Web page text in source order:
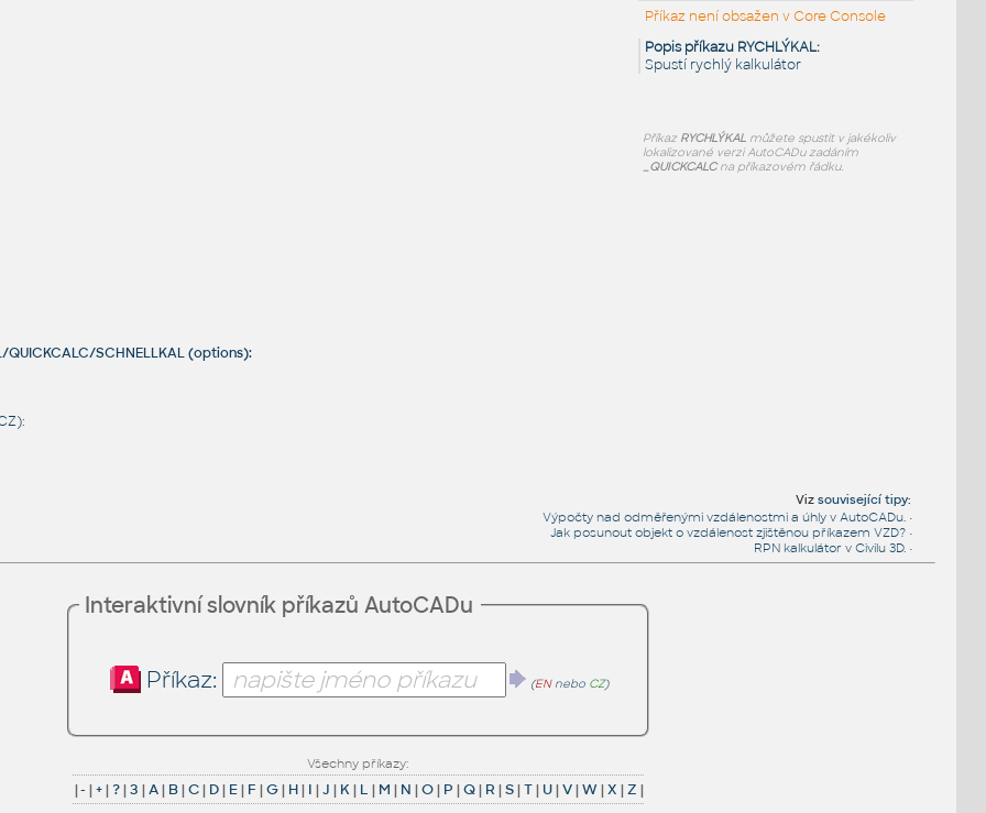
Příkaz není obsažen v Core Console
Popis příkazu RYCHLÝKAL:
Spustí rychlý kalkulátor
Příkaz RYCHLÝKAL můžete spustit v jakékoliv
lokalizované verzi AutoCADu zadáním
_QUICKCALCna příkazovém řádku.
QUICKCALC/SCHNELLKAL (options):
Vizsouvisející tipy:
Výpočty nad odměřenými vzdálenostmi a úhly v AutoCADu. •
Jak posunout objekt o vzdálenost zjištěnou příkazem VZD? •
RPN kalkulátor v Civilu 3D. •
Interaktivní slovník příkazů AutoCADu
Příkaz: (ENnebo CZ)
Všechny příkazy:
|- |+|?|3 |A| B|C| D| E| F |G| H| I |J | K| L | M | N |O| P |Q| R |S|T| U|V|W|X |Z |